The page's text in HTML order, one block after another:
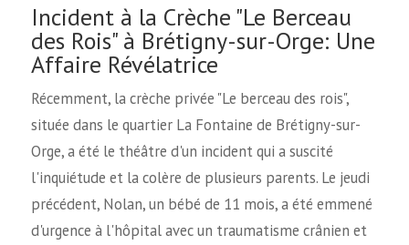
Incident à la Crèche "Le Berceau
des Rois" à Brétigny-sur-Orge: Une
Affaire Révélatrice
Récemment, la crèche privée "Le berceau des rois",
située dans le quartier La Fontaine de Brétigny-sur-
Orge, a été le théâtre d'un incident qui a suscité
l'inquiétude et la colère de plusieurs parents. Le jeudi
précédent, Nolan, un bébé de 11 mois, a été emmené
d'urgence à l'hôpital avec un traumatisme crânien et